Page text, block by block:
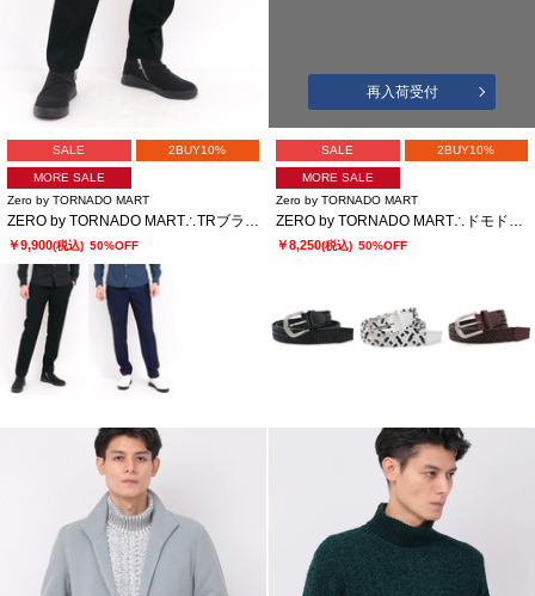
SALE 2BUY10%
MORE SALE
Zero by TORNADO MART
￥9,900(税込) 50%OFF
再入荷受付
SALE 2BUY10%
MORE SALE
Zero by TORNADO MART
￥8,250(税込) 50%OFF